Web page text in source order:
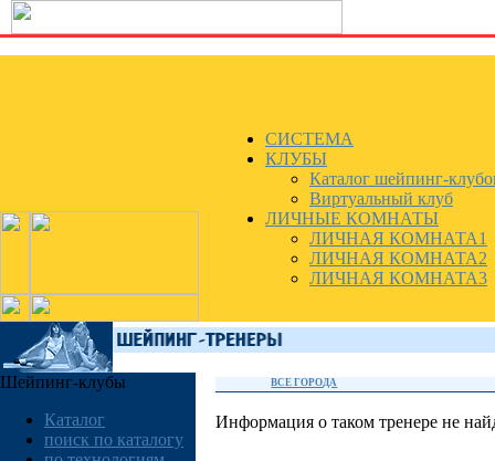
СИСТЕМА
КЛУБЫ
Каталог шейпинг-
Виртуальный клуб
ЛИЧНЫЕ КОМНАТЫ
ЛИЧНАЯ КОМНАТА1
ЛИЧНАЯ КОМНАТА2
ЛИЧНАЯ КОМНАТА3
Шейпинг-клубы
Каталог
поиск по каталогу
ВСЕ ГОРОДА
Информация о таком тренере не